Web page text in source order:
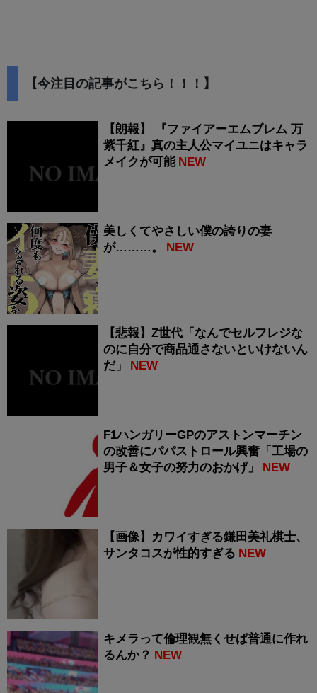
【今注目の記事がこちら！！！】
【朗報】 『ファイアーエムブレム 万
紫千紅』真の主人公マイユニはキャラ
メイクが可能 NEW
美しくてやさしい僕の誇りの妻
が………。
NEW
【悲報】Z世代「なんでセルフレジな
のに自分で商品通さないといけないん
だ」
NEW
F1ハンガリーGPのアストンマーチン
の改善にパパストロール興奮「工場の
男子＆女子の努力のおかげ」
NEW
【画像】カワイすぎる鎌田美礼棋士、
サンタコスが性的すぎる NEW
キメラって倫理観無くせば普通に作れ
るんか？ NEW